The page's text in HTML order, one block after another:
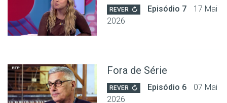
REVER Episódio 7
17 Mai
2026
Fora de Série
REVER Episódio 6
07 Mai
2026